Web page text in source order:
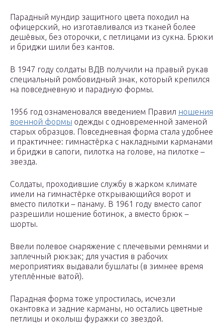
Парадный мундир защитного цвета походил на
офицерский, но изготавливался из тканей более
дешёвых, без оторочки, с петлицами из сукна. Брюки
и бриджи шили без кантов.
В 1947 году солдаты ВДВ получили на правый рукав
специальный ромбовидный знак, который крепился
на повседневную и парадную формы.
1956 год ознаменовался введением Правил ношения
военной формы одежды с одновременной заменой
старых образцов. Повседневная форма стала удобнее
и практичнее: гимнастёрка с накладными карманами
и бриджи в сапоги, пилотка на голове, на пилотке –
звезда.
Солдаты, проходившие службу в жарком климате
имели на гимнастёрке открывающийся ворот и
вместо пилотки – панаму. В 1961 году вместо сапог
разрешили ношение ботинок, а вместо брюк –
шорты.
Ввели полевое снаряжение с плечевыми ремнями и
заплечный рюкзак; для участия в рабочих
мероприятиях выдавали бушлаты (в зимнее время
утеплённые ватой).
Парадная форма тоже упростилась, исчезли
окантовка и задние карманы, но остались цветные
петлицы и околыш фуражки со звездой.